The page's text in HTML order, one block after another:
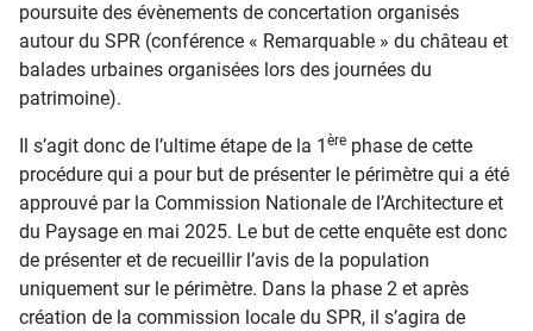
poursuite des évènements de concertation organisés
autour du SPR (conférence « Remarquable » du château et
balades urbaines organisées lors des journées du
patrimoine).
Il s’agit donc de l’ultime étape de la 1 ère phase de cette
procédure qui a pour but de présenter le périmètre qui a été
approuvé par la Commission Nationale de l’Architecture et
du Paysage en mai 2025. Le but de cette enquête est donc
de présenter et de recueillir l’avis de la population
uniquement sur le périmètre. Dans la phase 2 et après
création de la commission locale du SPR, il s’agira de